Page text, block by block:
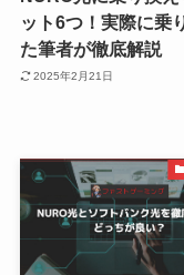
ット6つ！実際に乗
た筆者が徹底解説
2025年2月21日